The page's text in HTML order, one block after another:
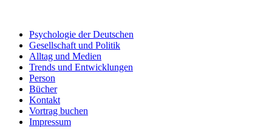
Psychologie der Deutschen
Gesellschaft und Politik
Alltag und Medien
Trends und Entwicklungen
Person
Bücher
Kontakt
Vortrag buchen
Impressum